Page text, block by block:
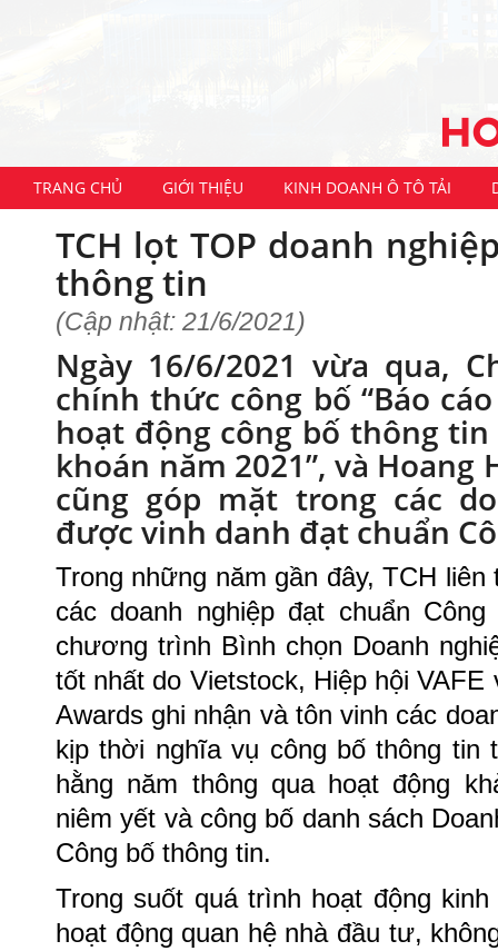
TRANG CHỦ GIỚI THIỆU KINH DOANH Ô TÔ TẢI
TCH lọt TOP doanh
thông tin
(Cập nhật: 21/6/2021)
Ngày 16/6/2021 vừa qua,
chính thức công bố “Báo
hoạt động công bố thông
khoán năm 2021”, và Hoang
cũng góp mặt trong các
được vinh danh đạt chuẩn
Trong những năm gần đây, TCH
các doanh nghiệp đạt chuẩn
chương trình Bình chọn Doanh
tốt nhất do Vietstock, Hiệp hội
Awards ghi nhận và tôn vinh các
kịp thời nghĩa vụ công bố thông tin
hằng năm thông qua hoạt động
niêm yết và công bố danh sách
Công bố thông tin.
Trong suốt quá trình hoạt động
hoạt động quan hệ nhà đầu tư,